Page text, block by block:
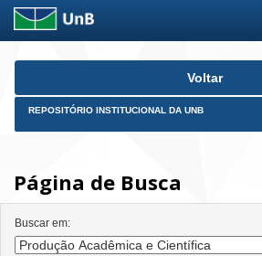
Skip
Voltar
REPOSITÓRIO INSTITUCIONAL DA UNB
Página de Busca
Buscar em: